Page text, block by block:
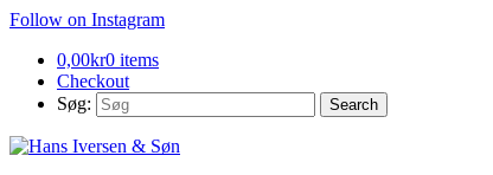
Follow on Instagram
0,00kr0 items
Checkout
Søg: